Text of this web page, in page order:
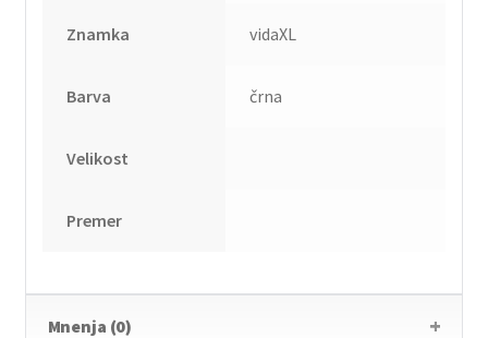
Znamka vidaXL
Barva črna
Velikost
Premer
Mnenja (0)